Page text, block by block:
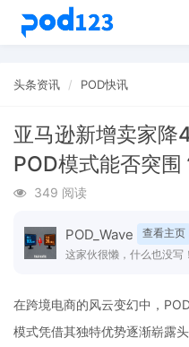
头条资讯 POD快讯
亚马逊新增卖家降
POD模式能否突围
349 阅读
POD_Wave
查看主页
这家伙很懒，什么也没写！
在跨境电商的风云变幻中，
模式凭借其独特优势逐渐崭露